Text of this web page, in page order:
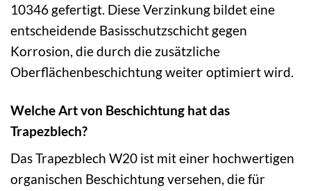
10346 gefertigt. Diese Verzinkung bildet eine
entscheidende Basisschutzschicht gegen
Korrosion, die durch die zusätzliche
Oberflächenbeschichtung weiter optimiert wird.
Welche Art von Beschichtung hat das
Trapezblech?
Das Trapezblech W20 ist mit einer hochwertigen
organischen Beschichtung versehen, die für